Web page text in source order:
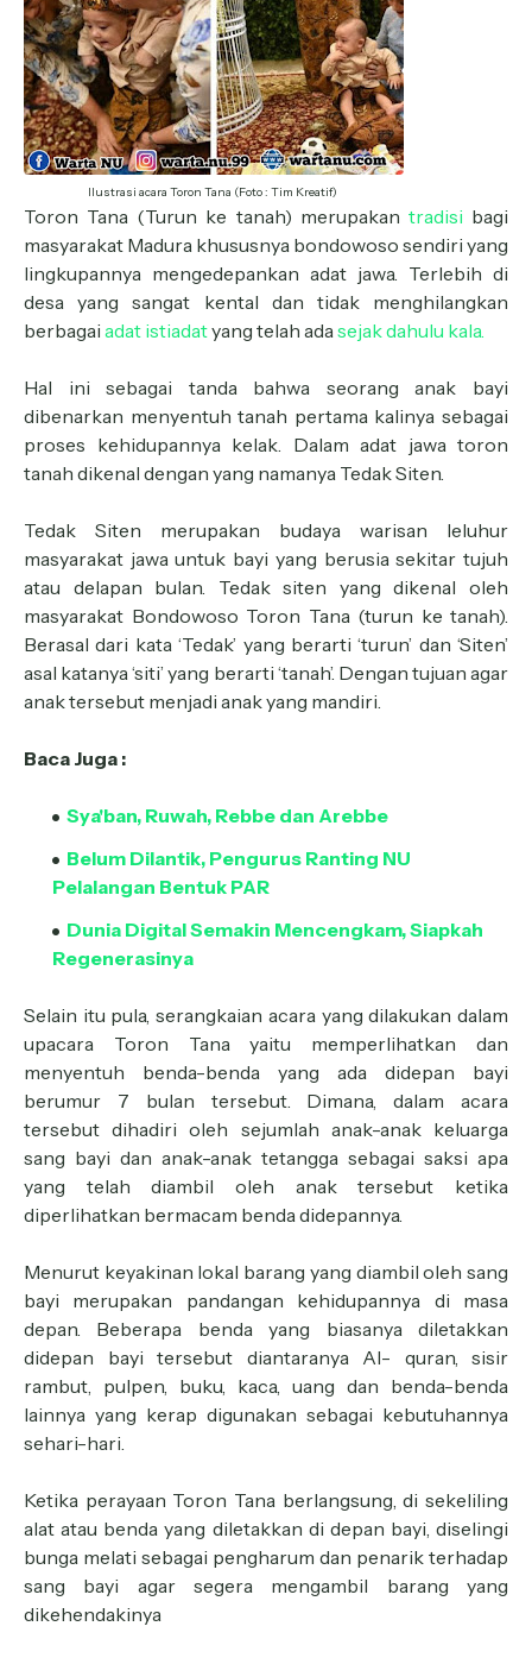
Ilustrasi acara Toron Tana (Foto : Tim Kreatif)
Toron Tana (Turun ke tanah) merupakan tradisi bagi
masyarakat Madura khususnya bondowoso sendiri yang
lingkupannya mengedepankan adat jawa. Terlebih di
desa yang sangat kental dan tidak menghilangkan
berbagai adat istiadatyang telah adasejak dahulu kala.
Hal ini sebagai tanda bahwa seorang anak bayi
dibenarkan menyentuh tanah pertama kalinya sebagai
proses kehidupannya kelak. Dalam adat jawa toron
tanah dikenal dengan yang namanya Tedak Siten.
Tedak Siten merupakan budaya warisan leluhur
masyarakat jawa untuk bayi yang berusia sekitar tujuh
atau delapan bulan. Tedak siten yang dikenal oleh
masyarakat Bondowoso Toron Tana (turun ke tanah).
Berasal dari kata ‘Tedak’ yang berarti ‘turun’ dan ‘Siten’
asal katanya ‘siti’ yang berarti ‘tanah’. Dengan tujuan agar
anak tersebut menjadi anak yang mandiri.
Baca Juga :
Sya'ban, Ruwah, Rebbe dan Arebbe
Belum Dilantik, Pengurus Ranting NU
Pelalangan Bentuk PAR
Dunia Digital Semakin Mencengkam, Siapkah
Regenerasinya
Selain itu pula, serangkaian acara yang dilakukan dalam
upacara Toron Tana yaitu memperlihatkan dan
menyentuh benda-benda yang ada didepan bayi
berumur 7 bulan tersebut. Dimana, dalam acara
tersebut dihadiri oleh sejumlah anak-anak keluarga
sang bayi dan anak-anak tetangga sebagai saksi apa
yang telah diambil oleh anak tersebut ketika
diperlihatkan bermacam benda didepannya.
Menurut keyakinan lokal barang yang diambil oleh sang
bayi merupakan pandangan kehidupannya di masa
depan. Beberapa benda yang biasanya diletakkan
didepan bayi tersebut diantaranya Al- quran, sisir
rambut, pulpen, buku, kaca, uang dan benda-benda
lainnya yang kerap digunakan sebagai kebutuhannya
sehari-hari.
Ketika perayaan Toron Tana berlangsung, di sekeliling
alat atau benda yang diletakkan di depan bayi, diselingi
bunga melati sebagai pengharum dan penarik terhadap
sang bayi agar segera mengambil barang yang
dikehendakinya